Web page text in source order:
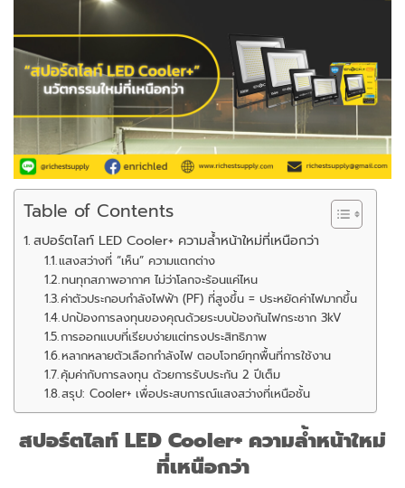
Table of Contents
สปอร์ตไลท์ LED Cooler+ ความล้ำหน้าใหม่ที่เหนือกว่า
แสงสว่างที่ “เห็น” ความแตกต่าง
ทนทุกสภาพอากาศ ไม่ว่าโลกจะร้อนแค่ไหน
ค่าตัวประกอบกำลังไฟฟ้า (PF) ที่สูงขึ้น = ประหยัดค่าไฟมากขึ้น
ปกป้องการลงทุนของคุณด้วยระบบป้องกันไฟกระชาก 3kV
การออกแบบที่เรียบง่ายแต่ทรงประสิทธิภาพ
หลากหลายตัวเลือกกำลังไฟ ตอบโจทย์ทุกพื้นที่การใช้งาน
คุ้มค่ากับการลงทุน ด้วยการรับประกัน 2 ปีเต็ม
สรุป: Cooler+ เพื่อประสบการณ์แสงสว่างที่เหนือชั้น
สปอร์ตไลท์ LED Cooler+ ความล้ำหน้าใหม่
ที่เหนือกว่า